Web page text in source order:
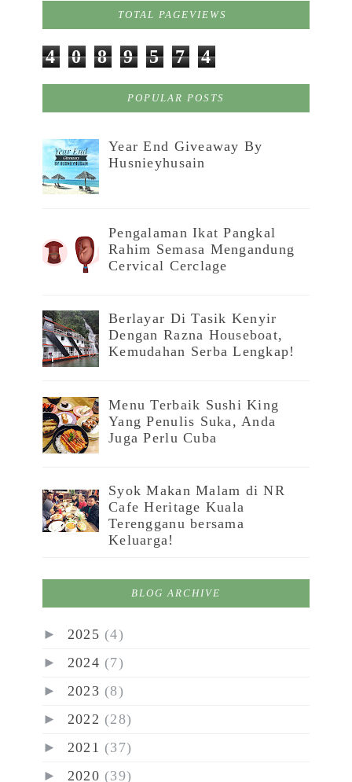
TOTAL PAGEVIEWS
4 0 8 9 5 7 4
POPULAR POSTS
Year End Giveaway By
Husnieyhusain
Pengalaman Ikat Pangkal
Rahim Semasa Mengandung
Cervical Cerclage
Berlayar Di Tasik Kenyir
Dengan Razna Houseboat,
Kemudahan Serba Lengkap!
Menu Terbaik Sushi King
Yang Penulis Suka, Anda
Juga Perlu Cuba
Syok Makan Malam di NR
Cafe Heritage Kuala
Terengganu bersama
Keluarga!
BLOG ARCHIVE
► 2025 (4)
► 2024 (7)
► 2023 (8)
► 2022 (28)
► 2021 (37)
► 2020 (39)